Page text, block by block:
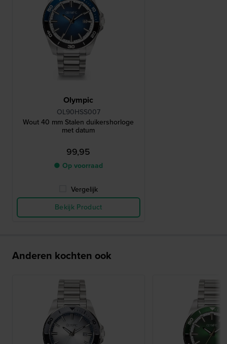
Olympic
OL90HSS007
Wout 40 mm Stalen duikershorloge
met datum
99,95
● Op voorraad
Vergelijk
Bekijk Product
Anderen kochten ook